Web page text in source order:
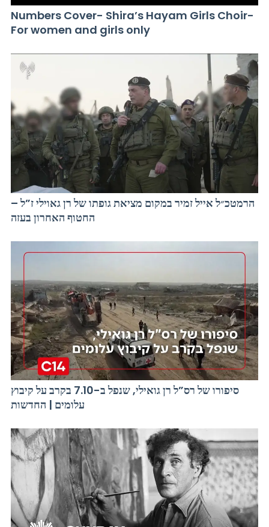
Numbers Cover- Shira’s Hayam Girls Choir-
For women and girls only
הרמטכ״ל אייל זמיר במקום מציאת גופתו של רן גאוילי ז”ל –
החטוף האחרון בעזה
סיפורו של רס”ל רן גואילי, שנפל ב-7.10 בקרב על קיבוץ
עלומים | החדשות